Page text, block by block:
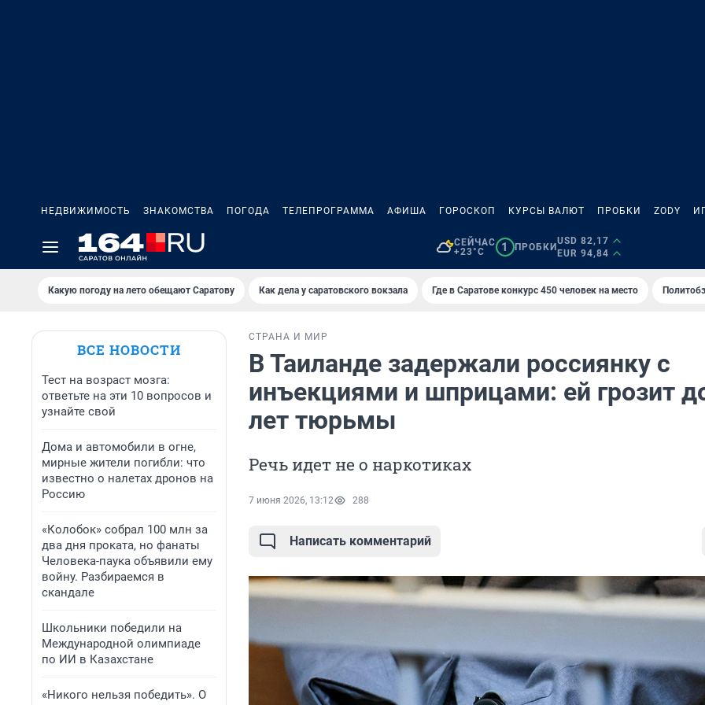
НЕДВИЖИМОСТЬ ЗНАКОМСТВА ПОГОДА ТЕЛЕПРОГРАММА АФИША ГОРОСКОП КУРСЫ ВАЛЮТ ПРОБКИ ZODY
СЕЙЧАС
+23°C
1 ПРОБКИ
USD 82,17
EUR 94,84
Какую погоду на лето обещают Саратову Как дела у саратовского вокзала Где в Саратове конкурс 450 человек на место
ВСЕ НОВОСТИ
Тест на возраст мозга:
ответьте на эти 10 вопросов и
узнайте свой
Дома и автомобили в огне,
мирные жители погибли: что
известно о налетах дронов на
Россию
«Колобок» собрал 100 млн за
два дня проката, но фанаты
Человека-паука объявили ему
войну. Разбираемся в
скандале
Школьники победили на
Международной олимпиаде
по ИИ в Казахстане
«Никого нельзя победить». О
СТРАНА И МИР
В Таиланде задержали россиянку с
инъекциями и шприцами: ей грозит
лет тюрьмы
Речь идет не о наркотиках
7 июня 2026, 13:12 288
Написать комментарий